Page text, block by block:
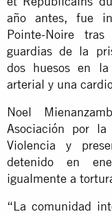
año antes, fue
Pointe-Noire
guardias de la
dos huesos en la
arterial y una
Noel
Asociación por
Violencia y
detenido en
igualmente a
“La comunidad